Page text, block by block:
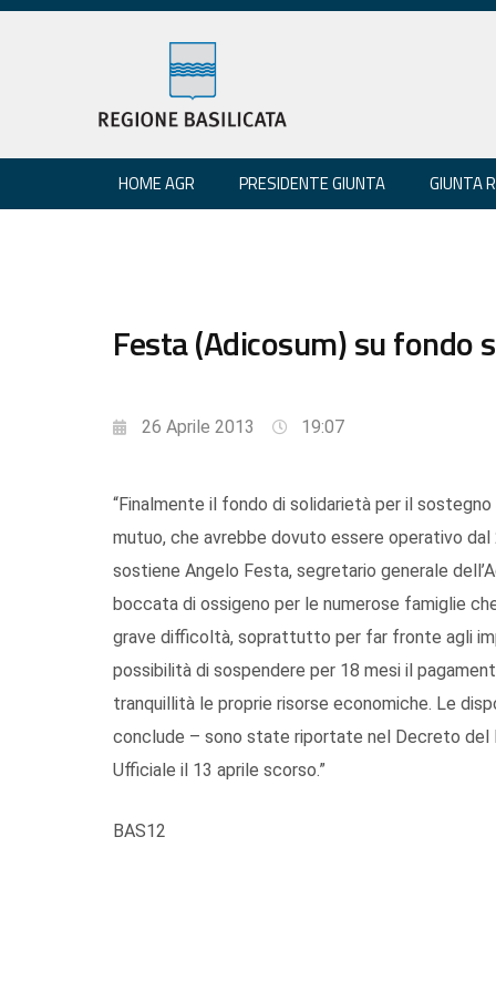
HOME AGR PRESIDENTE GIUNTA GIUNTA
Festa (Adicosum) su fondo
26 Aprile 2013 19:07
“Finalmente il fondo di solidarietà per il
mutuo, che avrebbe dovuto essere operativo dal
sostiene Angelo Festa, segretario generale
boccata di ossigeno per le numerose famiglie
grave difficoltà, soprattutto per far fronte agli
possibilità di sospendere per 18 mesi il
tranquillità le proprie risorse economiche. Le
conclude – sono state riportate nel Decreto del
Ufficiale il 13 aprile scorso.”
BAS12